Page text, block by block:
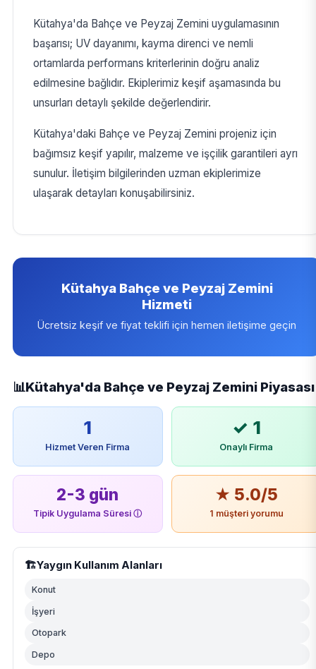
Kütahya'da Bahçe ve Peyzaj Zemini uygulamasının
başarısı; UV dayanımı, kayma direnci ve nemli
ortamlarda performans kriterlerinin doğru analiz
edilmesine bağlıdır. Ekiplerimiz keşif aşamasında bu
unsurları detaylı şekilde değerlendirir.
Kütahya'daki Bahçe ve Peyzaj Zemini projeniz için
bağımsız keşif yapılır, malzeme ve işçilik garantileri ayrı
sunulur. İletişim bilgilerinden uzman ekiplerimize
ulaşarak detayları konuşabilirsiniz.
Kütahya Bahçe ve Peyzaj Zemini
Hizmeti
Ücretsiz keşif ve fiyat teklifi için hemen iletişime geçin
📊Kütahya'da Bahçe ve Peyzaj Zemini Piyasası
1
Hizmet Veren Firma
✓ 1
Onaylı Firma
2-3 gün
Tipik Uygulama Süresiⓘ
★ 5.0/5
1 müşteri yorumu
🏗️Yaygın Kullanım Alanları
Konut
İşyeri
Otopark
Depo